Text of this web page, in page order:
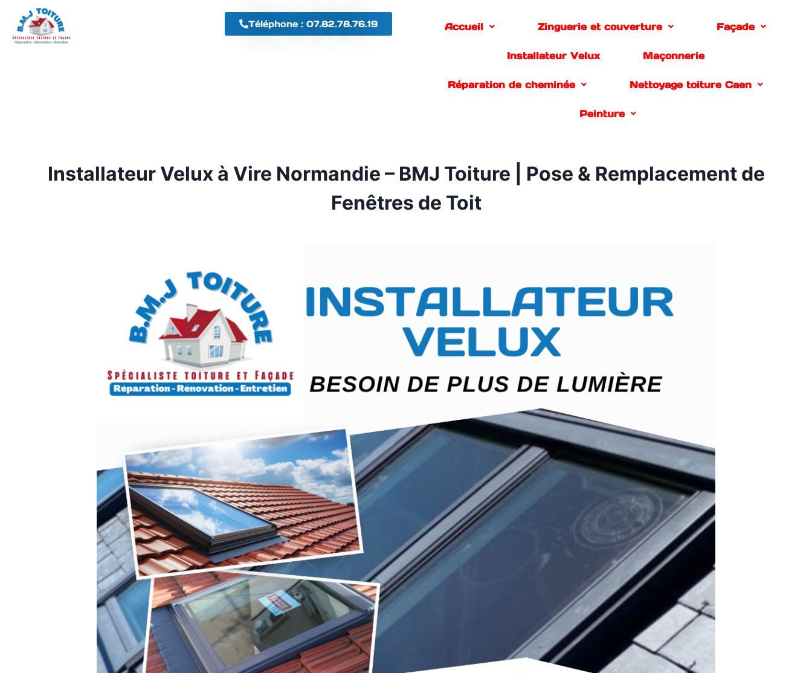
Téléphone : 07.82.78.76.19 Accueil Zinguerie et couverture Façade
Installateur Velux Maçonnerie
Réparation de cheminée Nettoyage toiture Caen
Peinture
Installateur Velux à Vire Normandie – BMJ Toiture | Pose & Remplacement de
Fenêtres de Toit